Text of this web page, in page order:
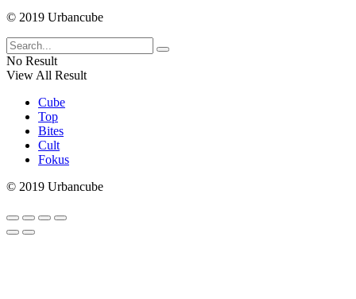
© 2019 Urbancube
No Result
View All Result
Cube
Top
Bites
Cult
Fokus
© 2019 Urbancube